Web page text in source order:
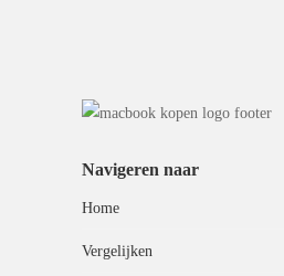
Navigeren naar
Home
Vergelijken